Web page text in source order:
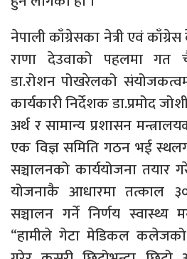
नेपाली काँग्रेसका नेत्री एवं
राणा देउवाको पहलमा गत
डा.रोशन पोखरेलको संयोजकत्वमा
कार्यकारी निर्देशक डा.प्रमोद
अर्थ र सामान्य प्रशासन
एक विज्ञ समिति गठन भई
सञ्चालनको कार्ययोजना तयार
योजनाकै आधारमा तत्काल
सञ्चालन गर्ने निर्णय स्वास्थ्य
“हामीले गेटा मेडिकल